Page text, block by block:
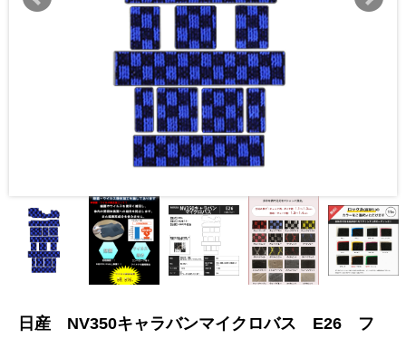
日産 NV350キャラバンマイクロバス E26 フ